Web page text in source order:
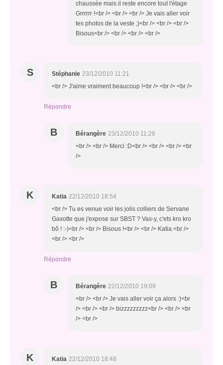
chaussée mais il reste encore tout l'étage
Grrrrrr !<br /> <br /> <br /> Je vais aller voir
tes photos de la veste ;)<br /> <br /> <br />
Bisous<br /> <br /> <br /> <br />
S Stéphanie 23/12/2010 11:21
<br /> J'aime vraiment beaucoup !<br /> <br /> <br />
Répondre
B Bérangère 23/12/2010 11:26
<br /> <br /> Merci :D<br /> <br /> <br /> <br
/>
K Katia 22/12/2010 18:54
<br /> Tu es venue voir les jolis colliers de Servane
Gaxotte que j'expose sur SBST ? Vas-y, c'ets kro kro
bô ! :-)<br /> <br /> Bisous !<br /> <br /> Katia.<br />
<br /> <br />
Répondre
B Bérangère 22/12/2010 19:09
<br /> <br /> Je vais aller voir ça alors :)<br
/> <br /> <br /> bizzzzzzzzz<br /> <br /> <br
/> <br />
K Katia 22/12/2010 18:48